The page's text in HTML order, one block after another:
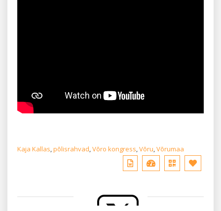
Kaja Kallas,põlisrahvad,Võro kongress,Võru,Võrumaa